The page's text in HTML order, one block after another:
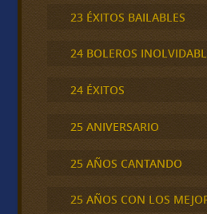
23 ÉXITOS BAILABLES
24 BOLEROS
24 ÉXITOS
25 ANIVERSARIO
25 AÑOS CANTANDO
25 AÑOS CON LOS